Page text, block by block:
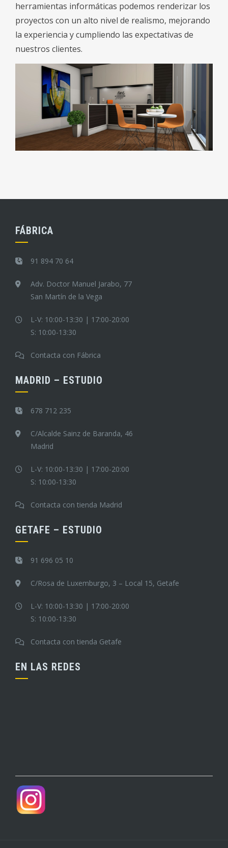
herramientas informáticas podemos renderizar los
proyectos con un alto nivel de realismo, mejorando
la experiencia y cumpliendo las expectativas de
nuestros clientes.
FÁBRICA
91 894 70 64
Adv. Doctor Manuel Jarabo, 77
San Martín de la Vega
L-V: 10:00-13:30 | 17:00-20:00
S: 10:00-13:30
Contacta con Fábrica
MADRID – ESTUDIO
678 712 235
C/Alcalde Sainz de Baranda, 46
Madrid
L-V: 10:00-13:30 | 17:00-20:00
S: 10:00-13:30
Contacta con tienda Madrid
GETAFE – ESTUDIO
91 696 05 10
C/Rosa de Luxemburgo, 3 – Local 15, Getafe
L-V: 10:00-13:30 | 17:00-20:00
S: 10:00-13:30
Contacta con tienda Getafe
EN LAS REDES